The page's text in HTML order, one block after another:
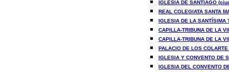
IGLESIA DE SANTIAGO
REAL COLEGIATA SANTA
IGLESIA DE LA SANTÍSIMA
CAPILLA-TRIBUNA DE LA
CAPILLA-TRIBUNA DE LA
PALACIO DE LOS
IGLESIA Y CONVENTO DE
IGLESIA DEL CONVENTO